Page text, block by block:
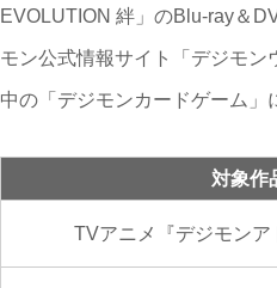
EVOLUTION 絆」のBlu-ray＆
モン公式情報サイト「デジモ
中の「デジモンカードゲーム」
対象作
TVアニメ『デジモン